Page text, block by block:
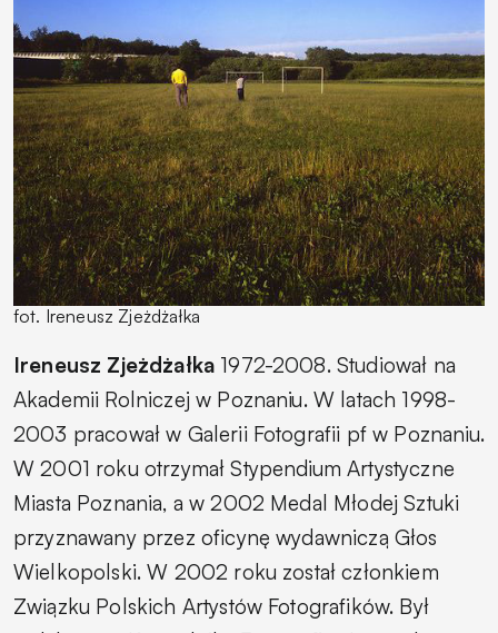
fot. Ireneusz Zjeżdżałka
Ireneusz Zjeżdżałka 1972-2008. Studiował na
Akademii Rolniczej w Poznaniu. W latach 1998-
2003 pracował w Galerii Fotografii pf w Poznaniu.
W 2001 roku otrzymał Stypendium Artystyczne
Miasta Poznania, a w 2002 Medal Młodej Sztuki
przyznawany przez oficynę wydawniczą Głos
Wielkopolski. W 2002 roku został członkiem
Związku Polskich Artystów Fotografików. Był